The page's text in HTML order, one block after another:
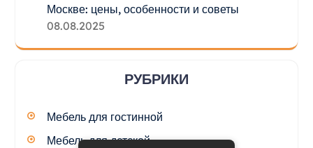
Москве: цены, особенности и советы
08.08.2025
РУБРИКИ
Мебель для гостинной
Мебель для детской